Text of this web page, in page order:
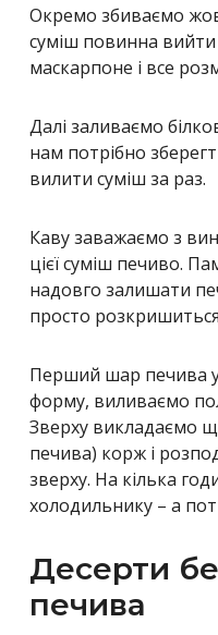
Окремо збиваємо
суміш повинна
маскарпоне і все
Далі заливаємо
нам потрібно
вилити суміш за раз.
Каву заважаємо з
цієї суміш печиво.
надовго залишати
просто
Перший шар печива
форму, виливаємо
Зверху викладаємо
печива) корж і
зверху. На кілька
холодильнику – а
Десерти
печива